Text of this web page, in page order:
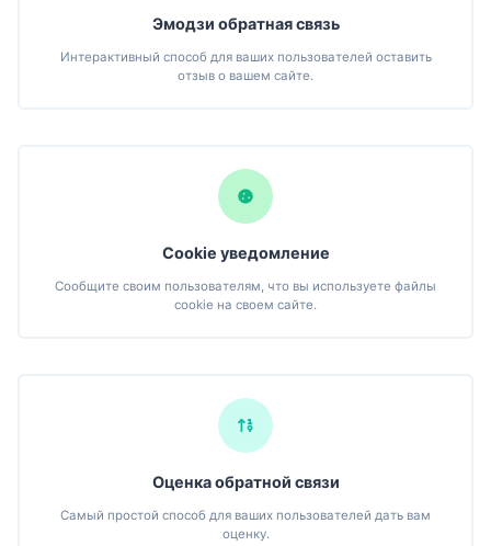
Эмодзи обратная связь
Интерактивный способ для ваших пользователей оставить
отзыв о вашем сайте.
Cookie уведомление
Сообщите своим пользователям, что вы используете файлы
cookie на своем сайте.
Оценка обратной связи
Самый простой способ для ваших пользователей дать вам
оценку.